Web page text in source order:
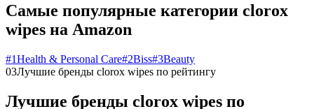
Самые популярные категории clorox
wipes на Amazon
#1Health & Personal Care#2Biss#3Beauty
03Лучшие бренды clorox wipes по рейтингу
Лучшие бренды clorox wipes по